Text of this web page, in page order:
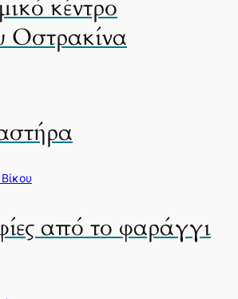
κέντρο
Οστρακίνα
από το φαράγγι